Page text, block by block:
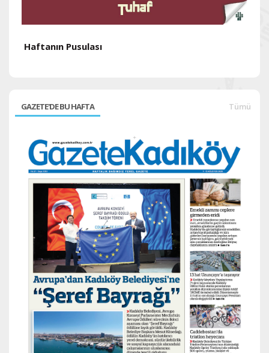
Haftanın Pusulası
GAZETE'DE BU HAFTA Tümü